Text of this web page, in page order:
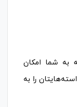
به شما امکان
را به